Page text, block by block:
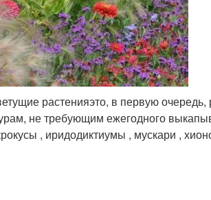
растенияэто, в первую
не требующим ежегодного
, иридодиктиумы , мускари ,